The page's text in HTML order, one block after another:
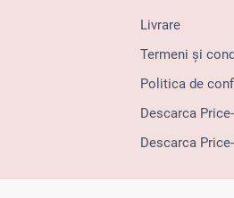
Livrare
Termeni și
Politica de
Descarca
Descarca